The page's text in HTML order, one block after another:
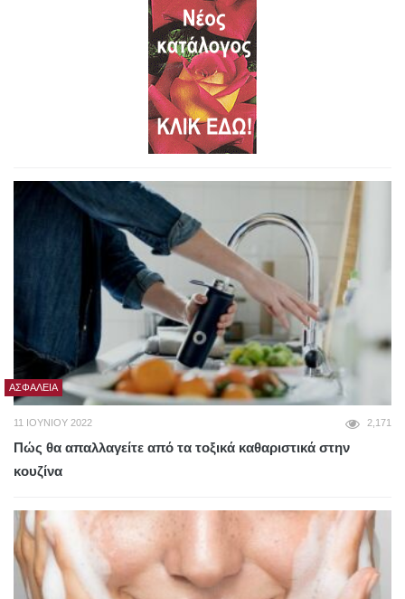
ΑΣΦΆΛΕΙΑ
11 ΙΟΥΝΊΟΥ 2022 2,171
Πώς θα απαλλαγείτε από τα τοξικά καθαριστικά στην
κουζίνα